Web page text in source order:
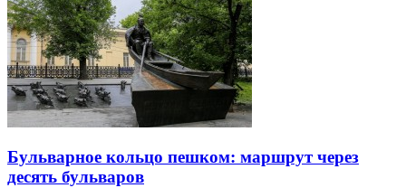
Бульварное кольцо пешком: маршрут через
десять бульваров